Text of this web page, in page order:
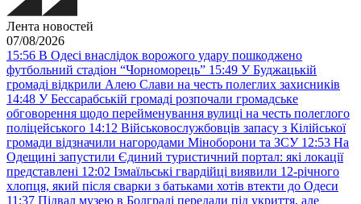
Лента новостей
07/08/2026
15:56 В Одесі внаслідок ворожого удару пошкоджено
футбольний стадіон “Чорноморець” 15:49 У Буджацькій
громаді відкрили Алею Слави на честь полеглих захисників
14:48 У Бессарабській громаді розпочали громадське
обговорення щодо перейменування вулиці на честь полеглого
поліцейського 14:12 Військовослужбовців запасу з Кілійської
громади відзначили нагородами Міноборони та ЗСУ 12:53 На
Одещині запустили Єдиний туристичний портал: які локації
представлені 12:02 Ізмаїльські гвардійці виявили 12-річного
хлопця, який після сварки з батьками хотів втекти до Одеси
11:37 Підвал музею в Болграді передали під укриття, але